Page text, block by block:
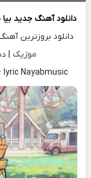
دانلود آهنگ جدید
دانلود بروزترین
موزیک |
lyric Nayabmusic